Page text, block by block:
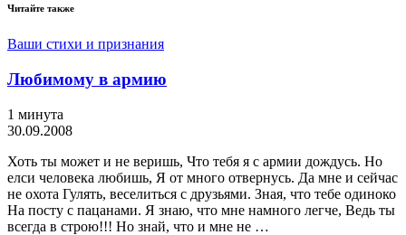
Читайте также
Ваши стихи и признания
Любимому в армию
1 минута
30.09.2008
Хоть ты может и не веришь, Что тебя я с армии дождусь. Но
елси человека любишь, Я от много отвернусь. Да мне и сейчас
не охота Гулять, веселиться с друзьями. Зная, что тебе одиноко
На посту с пацанами. Я знаю, что мне намного легче, Ведь ты
всегда в строю!!! Но знай, что и мне не …